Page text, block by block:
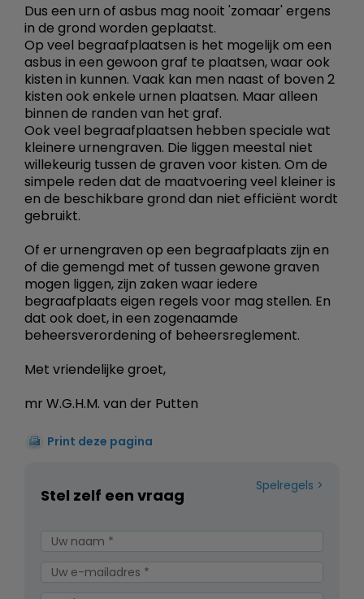
Dus een urn of asbus mag nooit 'zomaar' ergens
in de grond worden geplaatst.
Op veel begraafplaatsen is het mogelijk om een
asbus in een gewoon graf te plaatsen, waar ook
kisten in kunnen. Vaak kan men naast of boven 2
kisten ook enkele urnen plaatsen. Maar alleen
binnen de randen van het graf.
Ook veel begraafplaatsen hebben speciale wat
kleinere urnengraven. Die liggen meestal niet
willekeurig tussen de graven voor kisten. Om de
simpele reden dat de maatvoering veel kleiner is
en de beschikbare grond dan niet efficiënt wordt
gebruikt.
Of er urnengraven op een begraafplaats zijn en
of die gemengd met of tussen gewone graven
mogen liggen, zijn zaken waar iedere
begraafplaats eigen regels voor mag stellen. En
dat ook doet, in een zogenaamde
beheersverordening of beheersreglement.
Met vriendelijke groet,
mr W.G.H.M. van der Putten
Print deze pagina
Spelregels
Stel zelf een vraag